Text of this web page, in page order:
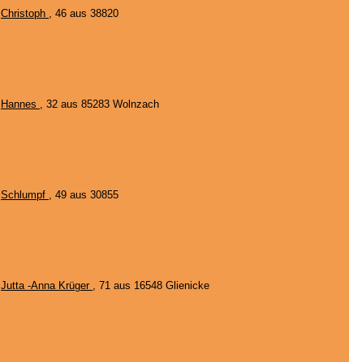
Christoph , 46 aus 38820
Hannes , 32 aus 85283 Wolnzach
Schlumpf , 49 aus 30855
Jutta -Anna Krüger , 71 aus 16548 Glienicke